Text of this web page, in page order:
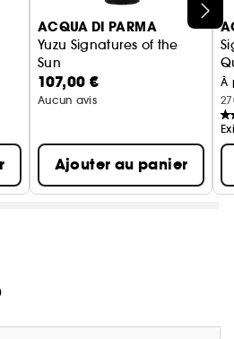
ACQUA DI PARMA
Yuzu Signatures of the
Sun
Diffuseur
107,00 €
Aucun avis
Ajouter au panier
À